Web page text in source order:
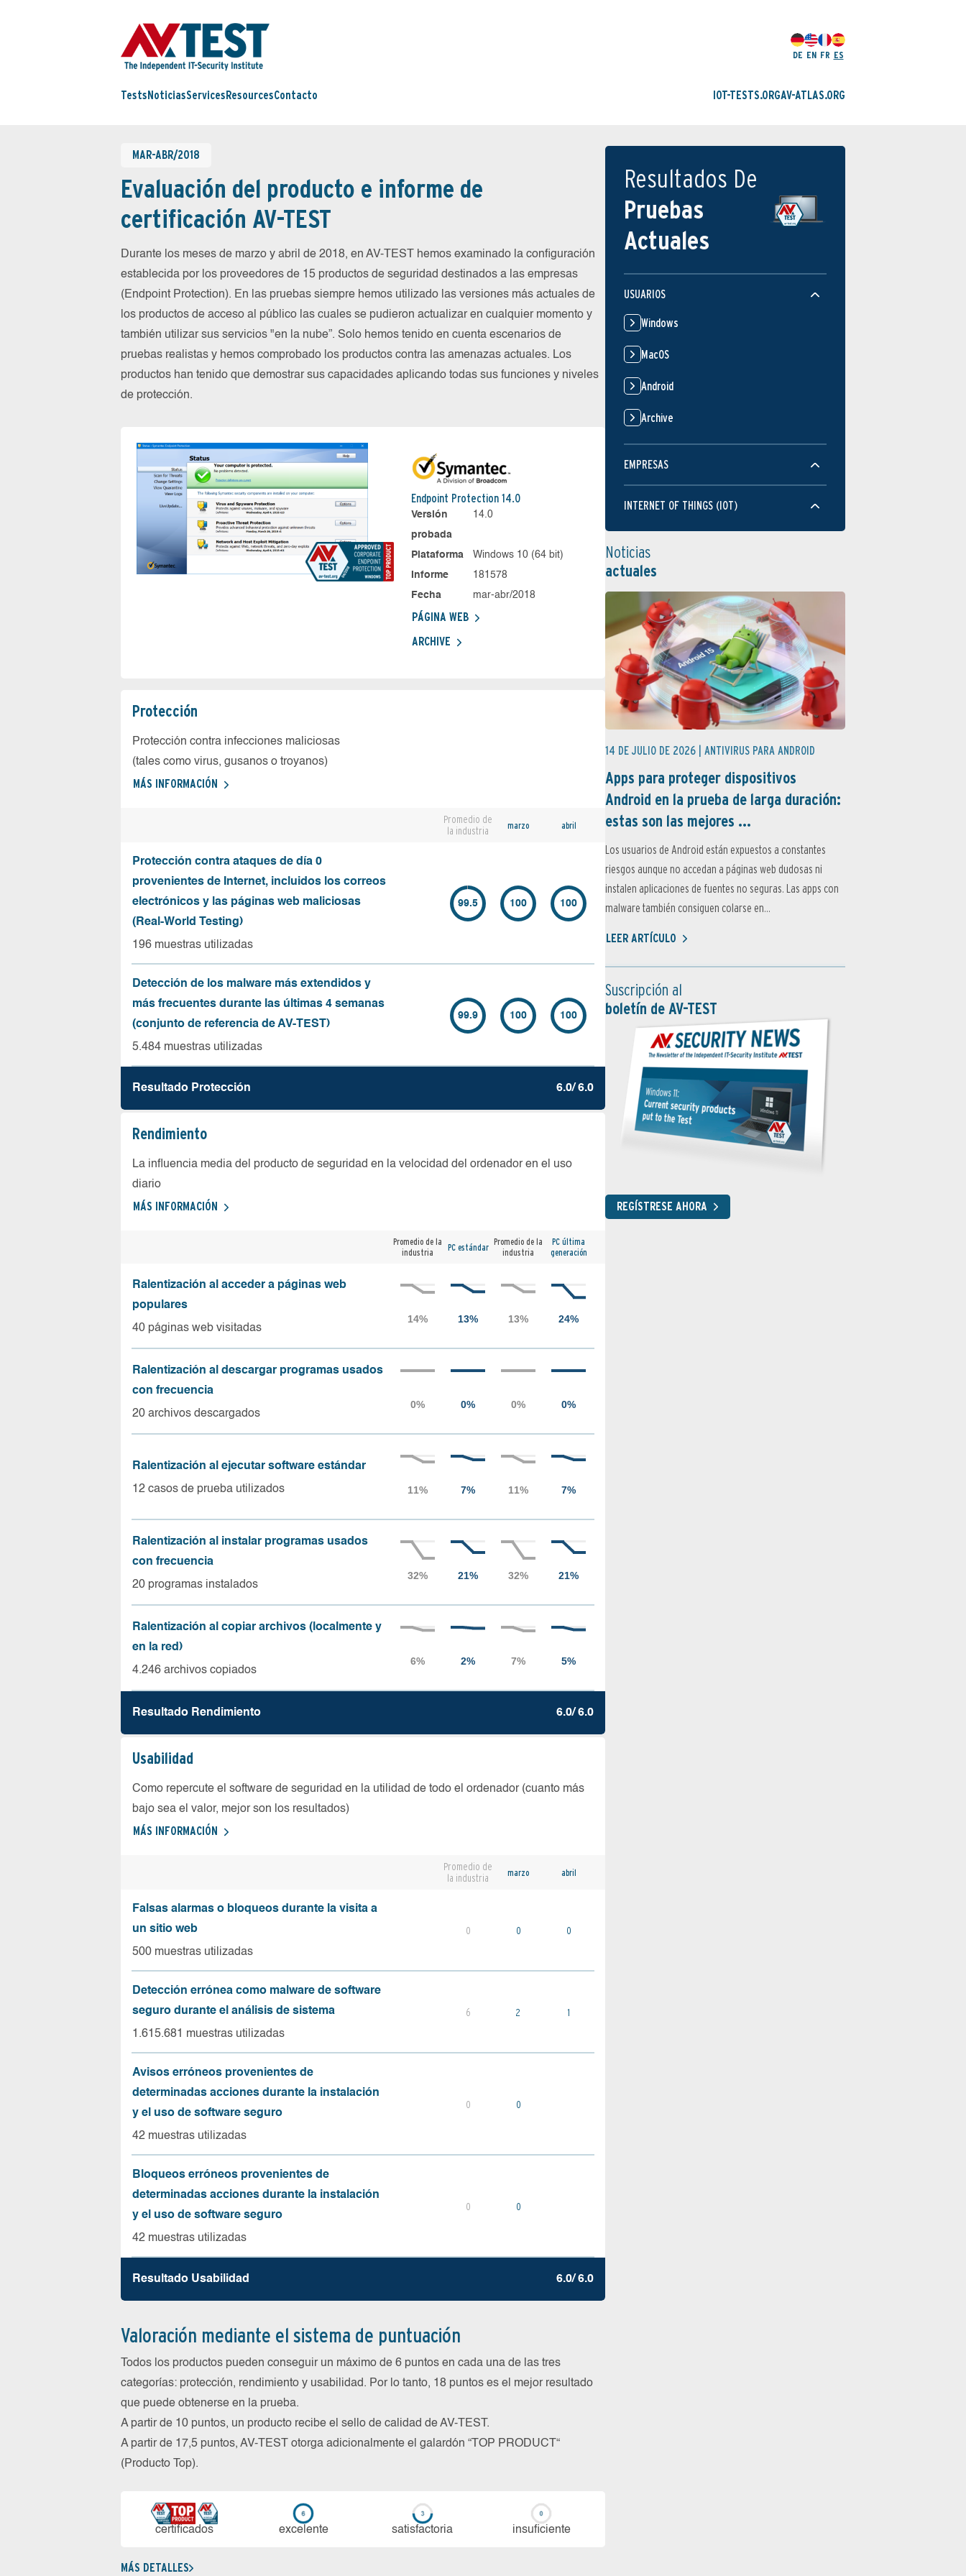
DE EN FR ES
Tests NoticiasServices ResourcesContacto IOT-TESTS.ORGAV-ATLAS.ORG
MAR-ABR/2018
Evaluación del producto e informe de
certificación AV-TEST
Durante los meses de marzo y abril de 2018, en AV-TEST hemos examinado la configuración
establecida por los proveedores de 15 productos de seguridad destinados a las empresas
(Endpoint Protection). En las pruebas siempre hemos utilizado las versiones más actuales de
los productos de acceso al público las cuales se pudieron actualizar en cualquier momento y
también utilizar sus servicios "en la nube”. Solo hemos tenido en cuenta escenarios de
pruebas realistas y hemos comprobado los productos contra las amenazas actuales. Los
productos han tenido que demostrar sus capacidades aplicando todas sus funciones y niveles
de protección.
Endpoint Protection 14.0
Versión
probada
14.0
Plataforma
Windows 10 (64 bit)
Informe
181578
Fecha
mar-abr/2018
PÁGINA WEB
ARCHIVE
Protección
Protección contra infecciones maliciosas
(tales como virus, gusanos o troyanos)
MÁS INFORMACIÓN
Promedio de
la industria
marzo abril
Protección contra ataques de día 0
provenientes de Internet, incluidos los correos
electrónicos y las páginas web maliciosas
(Real-World Testing)
196 muestras utilizadas
99.5 100 100
Detección de los malware más extendidos y
más frecuentes durante las últimas 4 semanas
(conjunto de referencia de AV-TEST)
5.484 muestras utilizadas
99.9 100 100
Resultado Protección 6.0/ 6.0
Rendimiento
La influencia media del producto de seguridad en la velocidad del ordenador en el uso
diario
MÁS INFORMACIÓN
Promedio de la
industria
PC estándar Promedio de la
industria
PC última
generación
Ralentización al acceder a páginas web
populares
40 páginas web visitadas
Ralentización al descargar programas usados
con frecuencia
20 archivos descargados
Ralentización al ejecutar software estándar
12 casos de prueba utilizados
Ralentización al instalar programas usados
con frecuencia
20 programas instalados
Ralentización al copiar archivos (localmente y
en la red)
4.246 archivos copiados
Resultado Rendimiento 6.0/ 6.0
Usabilidad
Como repercute el software de seguridad en la utilidad de todo el ordenador (cuanto más
bajo sea el valor, mejor son los resultados)
MÁS INFORMACIÓN
Promedio de
la industria
marzo abril
Falsas alarmas o bloqueos durante la visita a
un sitio web
500 muestras utilizadas
0 0 0
Detección errónea como malware de software
seguro durante el análisis de sistema
1.615.681 muestras utilizadas
6 2 1
Avisos erróneos provenientes de
determinadas acciones durante la instalación
y el uso de software seguro
42 muestras utilizadas
0 0
Bloqueos erróneos provenientes de
determinadas acciones durante la instalación
y el uso de software seguro
42 muestras utilizadas
0 0
Resultado Usabilidad 6.0/ 6.0
Valoración mediante el sistema de puntuación
Todos los productos pueden conseguir un máximo de 6 puntos en cada una de las tres
categorías: protección, rendimiento y usabilidad. Por lo tanto, 18 puntos es el mejor resultado
que puede obtenerse en la prueba.
A partir de 10 puntos, un producto recibe el sello de calidad de AV-TEST.
A partir de 17,5 puntos, AV-TEST otorga adicionalmente el galardón “TOP PRODUCT“
(Producto Top).
certi­ficados ex­ce­len­te sa­tis­fac­to­ria in­su­fi­cien­te
MÁS DETALLES
Resultados De
Pruebas
Actuales
USUARIOS
Windows
MacOS
Android
Archive
EMPRESAS
INTERNET OF THINGS (IOT)
Noticias
actuales
14 DE JULIO DE 2026 | ANTIVIRUS PARA ANDROID
Apps para proteger dispositivos
Android en la prueba de larga duración:
estas son las mejores ...
Los usuarios de Android están expuestos a constantes
riesgos aunque no accedan a páginas web dudosas ni
instalen aplicaciones de fuentes no seguras. Las apps con
malware también consiguen colarse en...
LEER ARTÍCULO
Suscripción al
boletín de AV-TEST
REGÍSTRESE AHORA